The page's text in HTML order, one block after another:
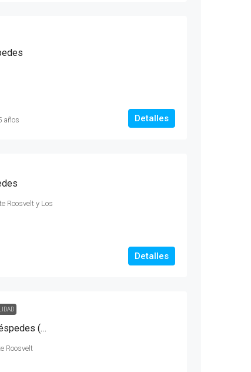
Detalles
años
Roosvelt y Los
Detalles
El Diablo y el Mar Tiny House para 2 huéspedes (con accesibilidad)
Roosvelt